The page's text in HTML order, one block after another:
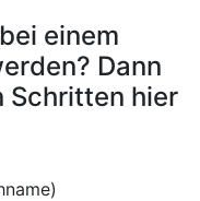
einem
Dann
Schritten hier